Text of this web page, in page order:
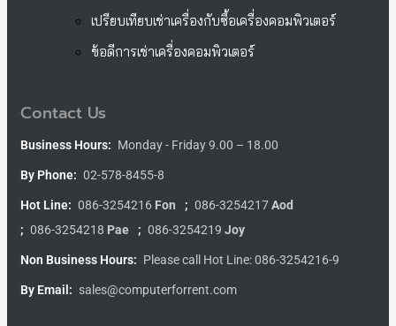
เปรียบเทียบเช่าเครื่องกับซื้อเครื่องคอมพิวเตอร์
ข้อดีการเช่าเครื่องคอมพิวเตอร์
Contact Us
Business Hours: Monday - Friday 9.00 – 18.00
By Phone: 02-578-8455-8
Hot Line: 086-3254216 Fon ; 086-3254217Aod
; 086-3254218 Pae ; 086-3254219 Joy
Non Business Hours: Please call Hot Line: 086-3254216-9
By Email: sales@computerforrent.com